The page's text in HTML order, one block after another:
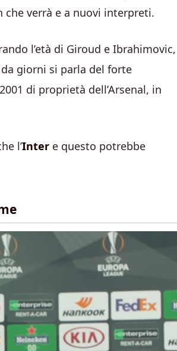
verrà e a nuovi interpreti.
l’età di Giroud e Ibrahimovic,
giorni si parla del forte
di proprietà dell’Arsenal, in
l’Inter e questo potrebbe